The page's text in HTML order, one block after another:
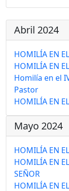
Abril 2024
HOMILÍA EN
HOMILÍA EN
Homilía en el
Pastor
HOMILÍA EN
Mayo 2024
HOMILÍA EN
HOMILÍA EN
SEÑOR
HOMILÍA EN